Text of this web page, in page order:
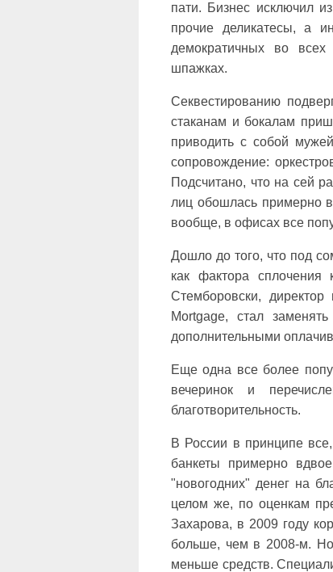
пати. Бизнес исключил
прочие деликатесы, а
демократичных во
шпажках.
Секвестированию
стаканам и бокалам
приводить с собой
сопровождение:
Подсчитано, что на сей
лиц обошлась примерно
вообще, в офисах все
Дошло до того, что под
как фактора
Стемборовски,
Mortgage, стал
дополнительными
Еще одна все более
вечеринок и
благотворительность.
В России в принципе
банкеты примерно
"новогодних" денег на
целом же, по оценкам
Захарова, в 2009 году
больше, чем в 2008-м. Но
меньше средств.